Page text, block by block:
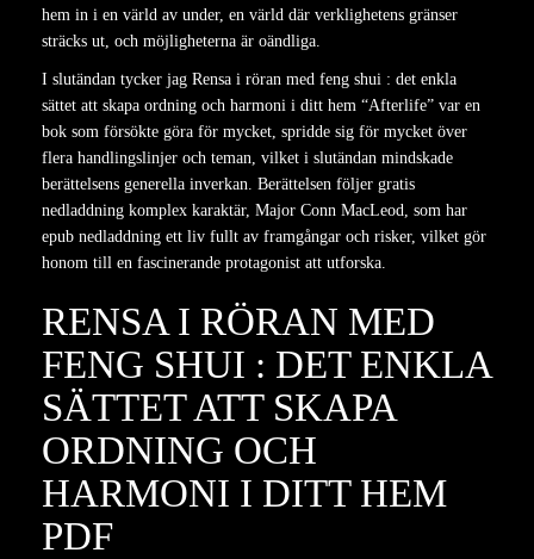
hem in i en värld av under, en värld där verklighetens gränser
sträcks ut, och möjligheterna är oändliga.
I slutändan tycker jag Rensa i röran med feng shui : det enkla
sättet att skapa ordning och harmoni i ditt hem “Afterlife” var en
bok som försökte göra för mycket, spridde sig för mycket över
flera handlingslinjer och teman, vilket i slutändan mindskade
berättelsens generella inverkan. Berättelsen följer gratis
nedladdning komplex karaktär, Major Conn MacLeod, som har
epub nedladdning ett liv fullt av framgångar och risker, vilket gör
honom till en fascinerande protagonist att utforska.
RENSA I RÖRAN MED
FENG SHUI : DET ENKLA
SÄTTET ATT SKAPA
ORDNING OCH
HARMONI I DITT HEM
PDF